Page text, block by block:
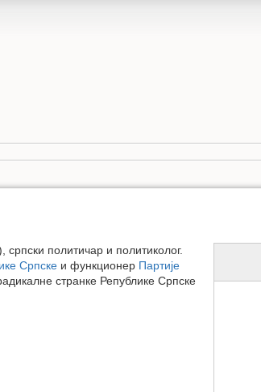
политичар и политиколог.
Српске и функционер Партије
странке Републике Српске